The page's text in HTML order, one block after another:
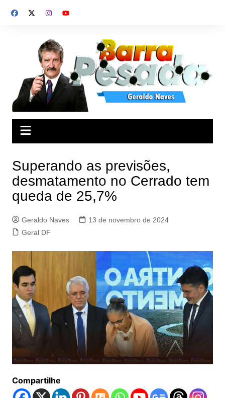
para
Superando as previsões,
desmatamento no Cerrado tem
queda de 25,7%
Geraldo Naves
13 de novembro de 2024
Geral DF
Compartilhe